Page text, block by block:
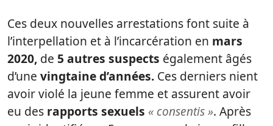
Ces deux nouvelles arrestations font suite à
l’interpellation et à l’incarcération en mars
2020, de 5 autres suspects également âgés
d’une vingtaine d’années. Ces derniers nient
avoir violé la jeune femme et assurent avoir
eu des rapports sexuels « consentis ». Après